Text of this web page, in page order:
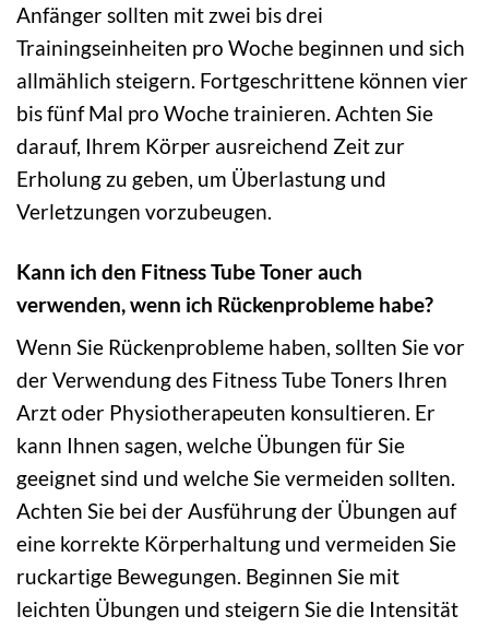
Anfänger sollten mit zwei bis drei
Trainingseinheiten pro Woche beginnen und sich
allmählich steigern. Fortgeschrittene können vier
bis fünf Mal pro Woche trainieren. Achten Sie
darauf, Ihrem Körper ausreichend Zeit zur
Erholung zu geben, um Überlastung und
Verletzungen vorzubeugen.
Kann ich den Fitness Tube Toner auch
verwenden, wenn ich Rückenprobleme habe?
Wenn Sie Rückenprobleme haben, sollten Sie vor
der Verwendung des Fitness Tube Toners Ihren
Arzt oder Physiotherapeuten konsultieren. Er
kann Ihnen sagen, welche Übungen für Sie
geeignet sind und welche Sie vermeiden sollten.
Achten Sie bei der Ausführung der Übungen auf
eine korrekte Körperhaltung und vermeiden Sie
ruckartige Bewegungen. Beginnen Sie mit
leichten Übungen und steigern Sie die Intensität